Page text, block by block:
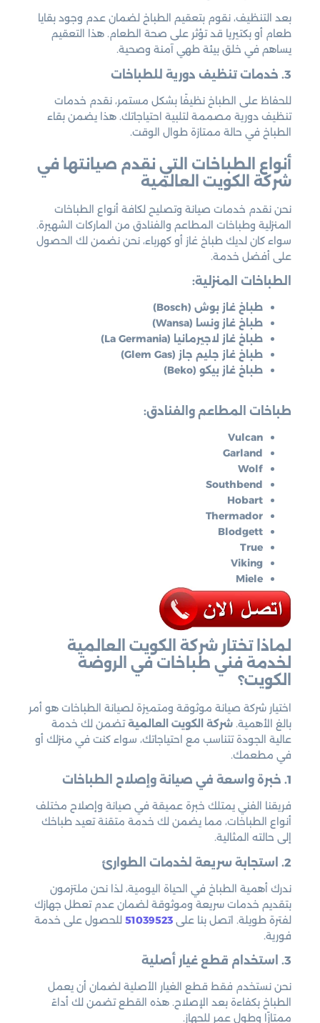
بعد التنظيف، نقوم بتعقيم الطباخ لضمان عدم وجود بقايا
طعام أو بكتيريا قد تؤثر على صحة الطعام. هذا التعقيم
يساهم في خلق بيئة طهي آمنة وصحية.
3. خدمات تنظيف دورية للطباخات
للحفاظ على الطباخ نظيفًا بشكل مستمر، نقدم خدمات
تنظيف دورية مصممة لتلبية احتياجاتك. هذا يضمن بقاء
الطباخ في حالة ممتازة طوال الوقت.
أنواع الطباخات التي نقدم صيانتها في
شركة الكويت العالمية
نحن نقدم خدمات صيانة وتصليح لكافة أنواع الطباخات
المنزلية وطباخات المطاعم والفنادق من الماركات الشهيرة.
سواء كان لديك طباخ غاز أو كهرباء، نحن نضمن لك الحصول
على أفضل خدمة.
الطباخات المنزلية:
طباخ غاز بوش (Bosch)
طباخ غاز ونسا (Wansa)
طباخ غاز لاجيرمانيا (La Germania)
طباخ غاز جليم جاز (Glem Gas)
طباخ غاز بيكو (Beko)
طباخات المطاعم والفنادق:
Vulcan
Garland
Wolf
Southbend
Hobart
Thermador
Blodgett
True
Viking
Miele
لماذا تختار شركة الكويت العالمية
لخدمة فني طباخات في الروضة
الكويت؟
اختيار شركة صيانة موثوقة ومتميزة لصيانة الطباخات هو أمر
بالغ الأهمية. شركة الكويت العالميةتضمن لك خدمة
عالية الجودة تتناسب مع احتياجاتك، سواء كنت في منزلك أو
في مطعمك.
1. خبرة واسعة في صيانة وإصلاح الطباخات
فريقنا الفني يمتلك خبرة عميقة في صيانة وإصلاح مختلف
أنواع الطباخات، مما يضمن لك خدمة متقنة تعيد طباخك
إلى حالته المثالية.
2. استجابة سريعة لخدمات الطوارئ
ندرك أهمية الطباخ في الحياة اليومية، لذا نحن ملتزمون
بتقديم خدمات سريعة وموثوقة لضمان عدم تعطل جهازك
لفترة طويلة. اتصل بنا على 51039523 للحصول على خدمة
فورية.
3. استخدام قطع غيار أصلية
نحن نستخدم فقط قطع الغيار الأصلية لضمان أن يعمل
الطباخ بكفاءة بعد الإصلاح. هذه القطع تضمن لك أداءً
ممتازًا وطول عمر للجهاز.